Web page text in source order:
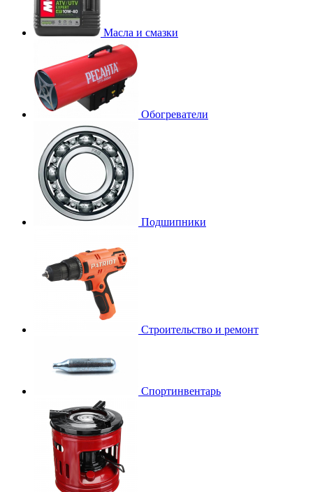
Масла и смазки
Обогреватели
Подшипники
Строительство и ремонт
Спортинвентарь